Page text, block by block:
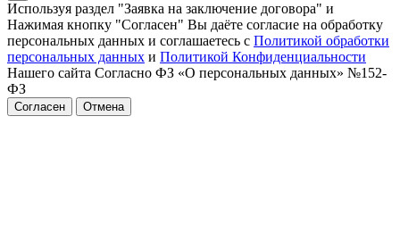
Используя раздел "Заявка на заключение договора" и
Нажимая кнопку "Согласен" Вы даёте согласие на обработку
персональных данных и соглашаетесь с Политикой обработки
персональных данных и Политикой Конфиденциальности
Нашего сайта Согласно ФЗ «О персональных данных» №152-
ФЗ
Согласен Отмена